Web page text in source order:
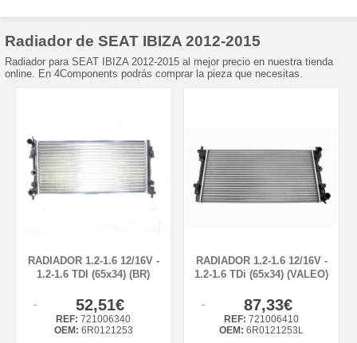
Radiador de SEAT IBIZA 2012-2015
Radiador para SEAT IBIZA 2012-2015 al mejor precio en nuestra tienda
online. En 4Components podrás comprar la pieza que necesitas.
RADIADOR 1.2-1.6 12/16V -
1.2-1.6 TDI (65x34) (BR)
52,51€
REF: 721006340
OEM: 6R0121253
RADIADOR 1.2-1.6 12/16V -
1.2-1.6 TDi (65x34) (VALEO)
87,33€
REF: 721006410
OEM: 6R0121253L